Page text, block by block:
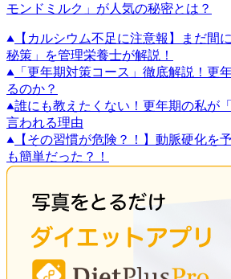
モンドミルク」が人気の秘密とは？
【カルシウム不足に注意報】まだ間
秘策」を管理栄養士が解説！
「更年期対策コース」徹底解説！更
るのか？
誰にも教えたくない！更年期の私が
言われる理由
【その習慣が危険？！】動脈硬化を
も簡単だった？！